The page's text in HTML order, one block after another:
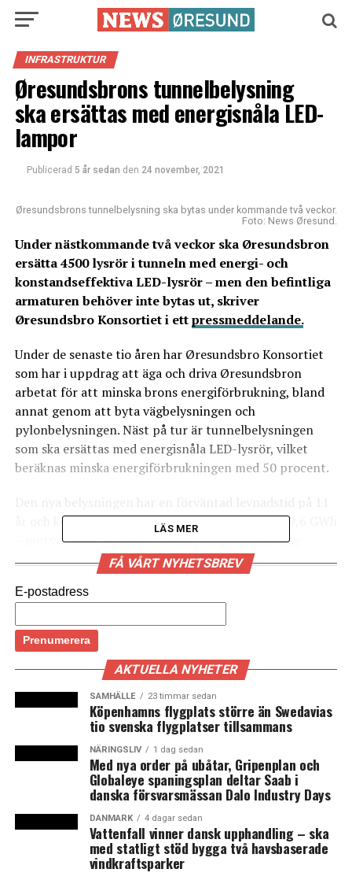
INFRASTRUKTUR
Øresundsbrons tunnelbelysning
ska ersättas med energisnåla LED-
lampor
Publicerad 5 år sedan den 24 november, 2021
Øresundsbrons tunnelbelysning ska bytas under kommande två veckor.
Foto: News Øresund.
Under nästkommande två veckor ska Øresundsbron
ersätta 4500 lysrör i tunneln med energi- och
konstandseffektiva LED-lysrör – men den befintliga
armaturen behöver inte bytas ut, skriver
Øresundsbro Konsortiet i ettpressmeddelande.
Under de senaste tio åren har Øresundsbro Konsortiet
som har i uppdrag att äga och driva Øresundsbron
arbetat för att minska brons energiförbrukning, bland
annat genom att byta vägbelysningen och
pylonbelysningen. Näst på tur är tunnelbelysningen
som ska ersättas med energisnåla LED-lysrör, vilket
beräknas minska energiförbrukningen med 50 procent.
år och kommer generera en energibesparing på 9,6 GWh
– motsvarande 50 villors värmepumpsanvändning
under samma tidsperiod. Dessutom behöver inte
armaturen som belysningen är monterad på, som
installerades när bron byggdes år 2000, bytas ut då den
Bengt Hergart som är anläggningsdirektör vid
Øresundsbro Konsortiet menar att belysningsbytet och
det faktum att armaturen kan hänga kvar är positivt ur
ett hållbarhetsperspektiv.
– Först om elva år räknar vi med att nästa byte behöver
ske, vilket gör detta till ännu en hållbar investering på
förbindelsen utifrån flera perspektiv, säger han i
pressmeddelandet.
Belysningsbytet kommer genomföras under
sammanlagt åtta nätter under vecka 48 och 49, förlagt
från måndag till torsdag mellan klockan 20.00-05.30.
LÄS MER
FÅ VÅRT NYHETSBREV
E-postadress
AKTUELLA NYHETER
SAMHÄLLE 23 timmar sedan
Köpenhamns flygplats större än Swedavias
tio svenska flygplatser tillsammans
NÄRINGSLIV 1 dag sedan
Med nya order på ubåtar, Gripenplan och
Globaleye spaningsplan deltar Saab i
danska försvarsmässan Dalo Industry Days
DANMARK 4 dagar sedan
Vattenfall vinner dansk upphandling – ska
med statligt stöd bygga två havsbaserade
vindkraftsparker